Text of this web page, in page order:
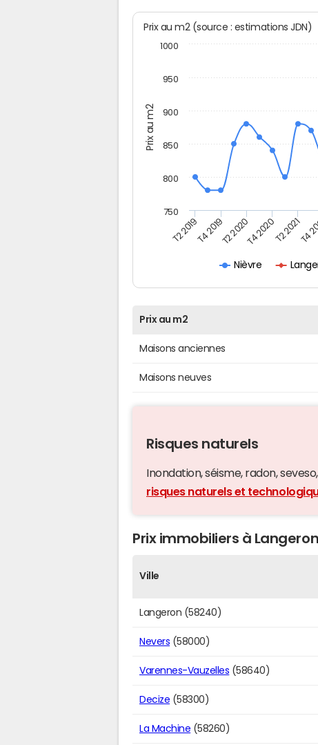
Prix au m2
Prix au m2 (source : estimations JDN)
Nièvre
T2 2019T4 2019T2 2020T4 2020T2 2021T4
750
800
850
900
950
1000
Prix au m2
Maisons anciennes
Maisons neuves
Risques naturels
Inondation, séisme, radon,
risques naturels et
Prix immobiliers à
Ville
Langeron (58240)
Nevers (58000)
Varennes-Vauzelles (58640)
Decize (58300)
La Machine (58260)